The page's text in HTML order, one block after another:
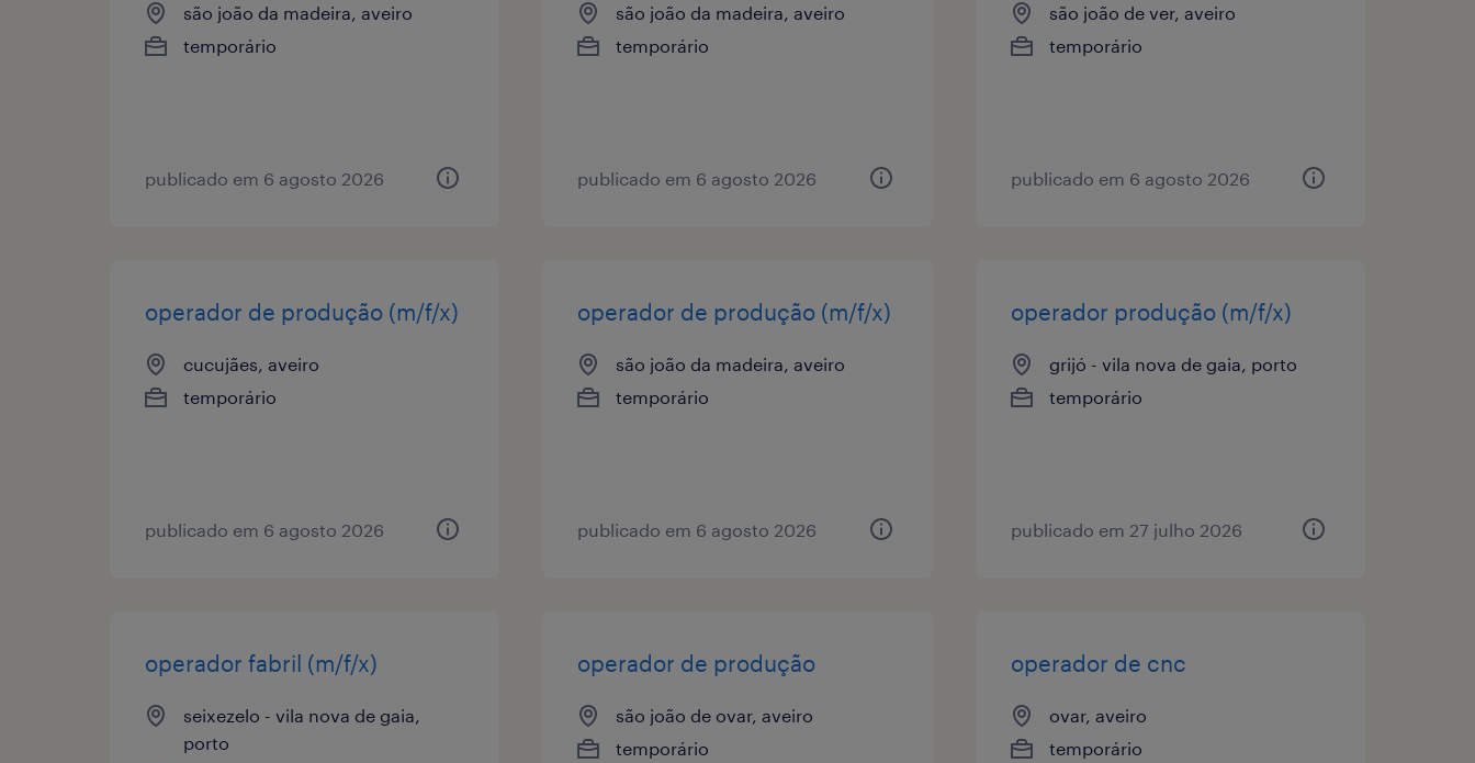
são joão da madeira, aveiro
temporário
publicado em 6 agosto 2026
são joão da madeira, aveiro
temporário
publicado em 6 agosto 2026
são joão de ver, aveiro
temporário
publicado em 6 agosto 2026
operador de produção (m/f/x)
cucujães, aveiro
temporário
publicado em 6 agosto 2026
operador de produção (m/f/x)
são joão da madeira, aveiro
temporário
publicado em 6 agosto 2026
operador produção (m/f/x)
grijó - vila nova de gaia, porto
temporário
publicado em 27 julho 2026
operador fabril (m/f/x)
seixezelo - vila nova de gaia,
porto
operador de produção
são joão de ovar, aveiro
temporário
operador de cnc
ovar, aveiro
temporário